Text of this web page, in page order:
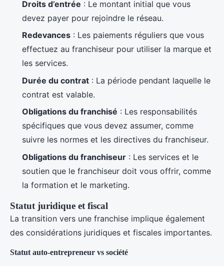
Droits d’entrée : Le montant initial que vous
devez payer pour rejoindre le réseau.
Redevances : Les paiements réguliers que vous
effectuez au franchiseur pour utiliser la marque et
les services.
Durée du contrat : La période pendant laquelle le
contrat est valable.
Obligations du franchisé : Les responsabilités
spécifiques que vous devez assumer, comme
suivre les normes et les directives du franchiseur.
Obligations du franchiseur : Les services et le
soutien que le franchiseur doit vous offrir, comme
la formation et le marketing.
Statut juridique et fiscal
La transition vers une franchise implique également
des considérations juridiques et fiscales importantes.
Statut auto-entrepreneur vs société